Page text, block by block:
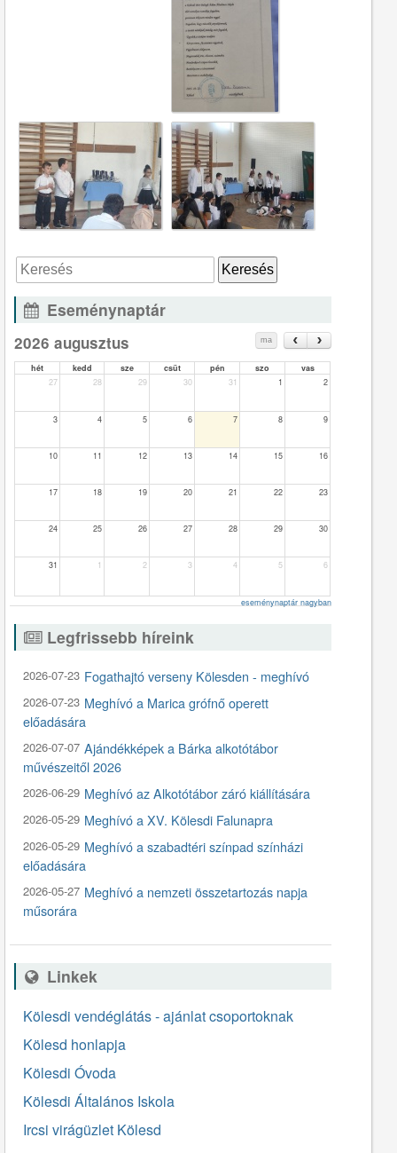
Eseménynaptár
2026 augusztus ma
hét kedd sze csüt pén szo
vas
27
28 29 30 31 1 2
3 4 5 6 7 8 9
10 11 12 13 14 15 16
17 18 19 20 21 22 23
24 25 26 27 28 29 30
31 1 2 3 4 5 6
eseménynaptár nagyban
Legfrissebb híreink
2026-07-23 Fogathajtó verseny Kölesden - meghívó
2026-07-23 Meghívó a Marica grófnő operett
előadására
2026-07-07 Ajándékképek a Bárka alkotótábor
művészeitől 2026
2026-06-29 Meghívó az Alkotótábor záró kiállítására
2026-05-29 Meghívó a XV. Kölesdi Falunapra
2026-05-29 Meghívó a szabadtéri színpad színházi
előadására
2026-05-27 Meghívó a nemzeti összetartozás napja
műsorára
Linkek
Kölesdi vendéglátás - ajánlat csoportoknak
Kölesd honlapja
Kölesdi Óvoda
Kölesdi Általános Iskola
Ircsi virágüzlet Kölesd